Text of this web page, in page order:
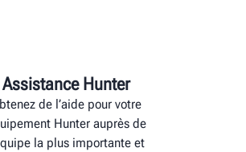
Assistance Hunter
de l’aide pour votre
Hunter auprès de
la plus importante et